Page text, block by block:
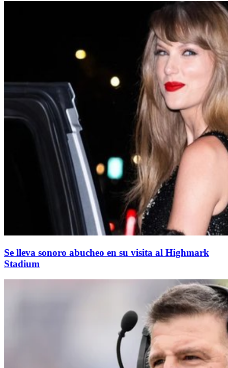
Se lleva sonoro abucheo en su visita al Highmark
Stadium